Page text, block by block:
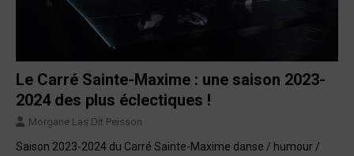
Le Carré Sainte-Maxime : une saison 2023-
2024 des plus éclectiques !
Morgane Las Dit Peisson
Saison 2023-2024 du Carré Sainte-Maxime danse / humour /